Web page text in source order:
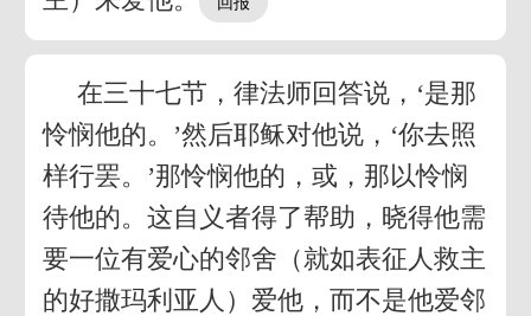
在三十七节，律法师回答说，‘是那
怜悯他的。’然后耶稣对他说，‘你去照
样行罢。’那怜悯他的，或，那以怜悯
待他的。这自义者得了帮助，晓得他需
要一位有爱心的邻舍（就如表征人救主
的好撒玛利亚人）爱他，而不是他爱邻